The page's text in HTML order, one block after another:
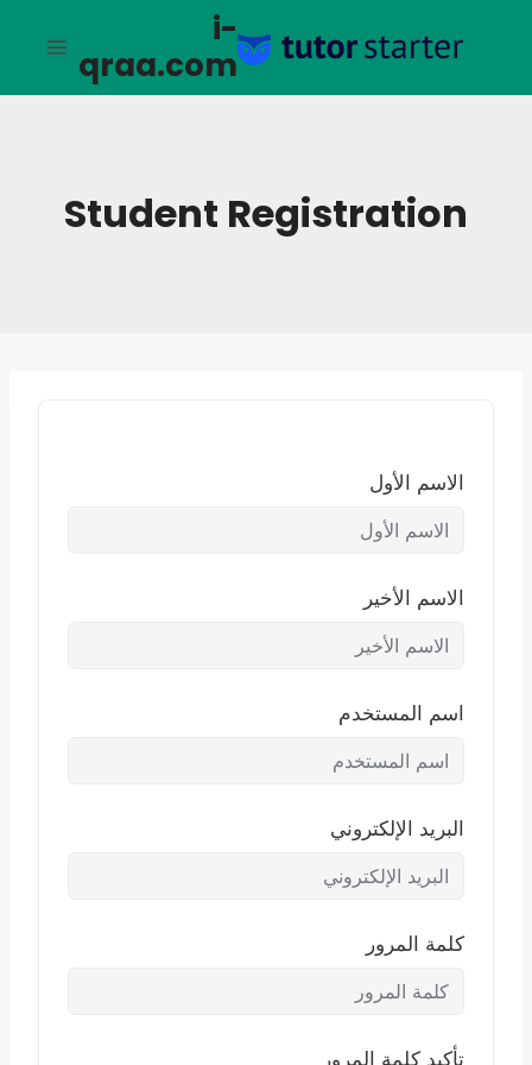
i-
qraa.com
Student Registration
الاسم الأول
الاسم الأخير
اسم المستخدم
البريد الإلكتروني
كلمة المرور
تأكيد كلمة المرور